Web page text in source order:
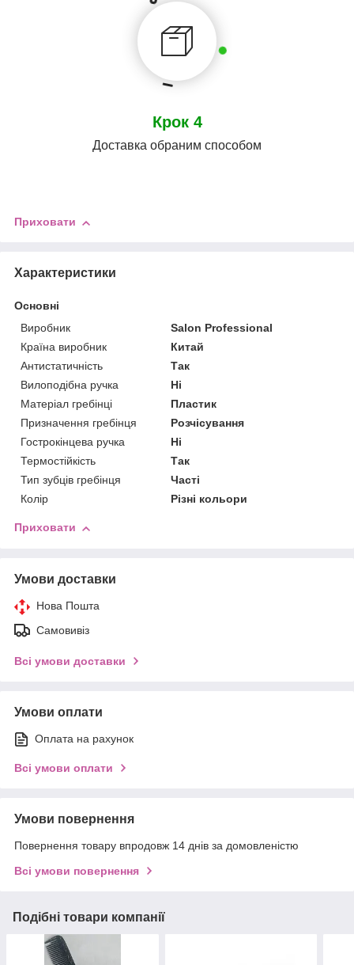
Крок 4
Доставка обраним способом
Приховати
Характеристики
Основні
Виробник
Salon Professional
Країна виробник
Китай
Антистатичність
Так
Вилоподібна ручка
Ні
Матеріал гребінці
Пластик
Призначення гребінця
Розчісування
Гострокінцева ручка
Ні
Термостійкість
Так
Тип зубців гребінця
Часті
Колір
Різні кольори
Приховати
Умови доставки
Нова Пошта
Самовивіз
Всі умови доставки
Умови оплати
Оплата на рахунок
Всі умови оплати
Умови повернення
Повернення товару впродовж 14 днів за домовленістю
Всі умови повернення
Подібні товари компанії